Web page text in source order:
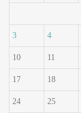
3 4
10 11
17 18
24 25